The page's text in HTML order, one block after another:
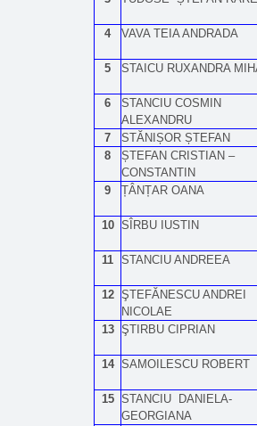
4 VAVA TEIA ANDRADA
5 STAICU RUXANDRA
6
STANCIU COSMIN
ALEXANDRU
7
STĂNIȘOR ȘTEFAN
8
ȘTEFAN CRISTIAN –
CONSTANTIN
9
ȚÂNȚAR OANA
10 SÎRBU IUSTIN
11 STANCIU ANDREEA
12 ŞTEFĂNESCU ANDREI
NICOLAE
13 ŞTIRBU CIPRIAN
14 SAMOILESCU ROBERT
15 STANCIU DANIELA-
GEORGIANA